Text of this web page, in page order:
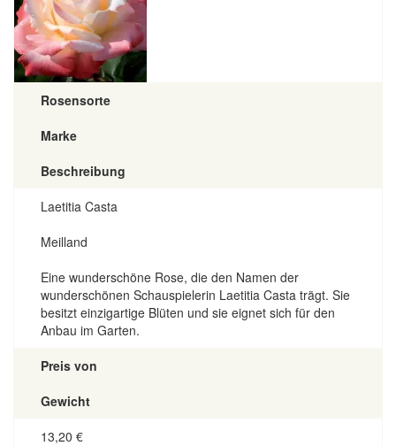
Rosensorte
Marke
Beschreibung
Laetitia Casta
Meilland
Eine wunderschöne Rose, die den Namen der
wunderschönen Schauspielerin Laetitia Casta trägt. Sie
besitzt einzigartige Blüten und sie eignet sich für den
Anbau im Garten.
Preis von
Gewicht
13,20 €